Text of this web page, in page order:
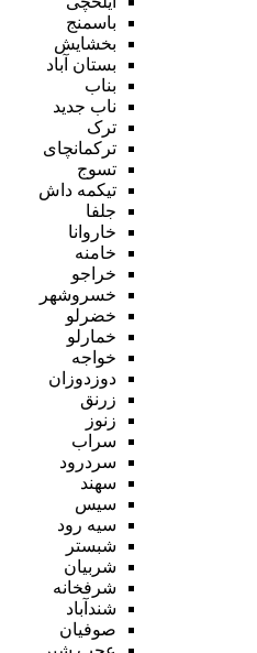
باسمنج
بخشایش
بستان آباد
بناب
ناب جدید
ترک
ترکمانچای
تسوج
تیکمه داش
جلفا
خاروانا
خامنه
خراجو
خسروشهر
خضرلو
خمارلو
خواجه
دوزدوزان
زرنق
زنوز
سراب
سردرود
سهند
سیس
سیه رود
شبستر
شربیان
شرفخانه
شندآباد
صوفیان